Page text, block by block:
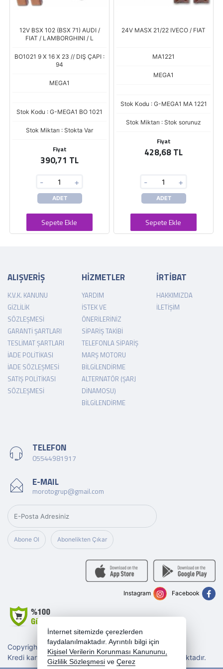
12V BSX 102 (BSX 71) AUDI /
FIAT / LAMBORGHINI / L
BO1021 9 X 16 X 23 // DIŞ ÇAPI :
94
MEGA1
Stok Kodu : G-MEGA1 BO 1021
Stok Miktarı : Stokta Var
Fiyat
390,71 TL
- +
ADET
Sepete Ekle
24V MASX 21/22 IVECO / FIAT
MA1221
MEGA1
Stok Kodu : G-MEGA1 MA 1221
Stok Miktarı : Stok sorunuz
Fiyat
428,68 TL
- +
ADET
Sepete Ekle
ALIŞVERİŞ
K.V.K. KANUNU
GIZLILIK
SÖZLEŞMESI
GARANTI ŞARTLARI
TESLIMAT ŞARTLARI
İADE POLITIKASI
İADE SÖZLEŞMESI
SATIŞ POLITIKASI
SÖZLEŞMESI
HİZMETLER
YARDIM
İSTEK VE
ÖNERILERINIZ
SIPARIŞ TAKIBI
TELEFONLA SIPARIŞ
MARŞ MOTORU
BILGILENDIRME
ALTERNATÖR (ŞARJ
DINAMOSU)
BILGILENDIRME
İRTİBAT
HAKKIMIZDA
İLETIŞIM
TELEFON
05544981917
E-MAIL
morotogrup@gmail.com
Abone Ol Abonelikten Çıkar
Copyright 2026 morotogrup.com - Tüm hakları saklıdır.
Kredi kartı bilgileriniz 256bit SSL sertifikası ile korunmaktadır.
Facebook
Instagram
İnternet sitemizde çerezlerden
faydalanılmaktadır. Ayrıntılı bilgi için
Kişisel Verilerin Korunması Kanununu,
Gizlilik Sözleşmesi ve Çerez